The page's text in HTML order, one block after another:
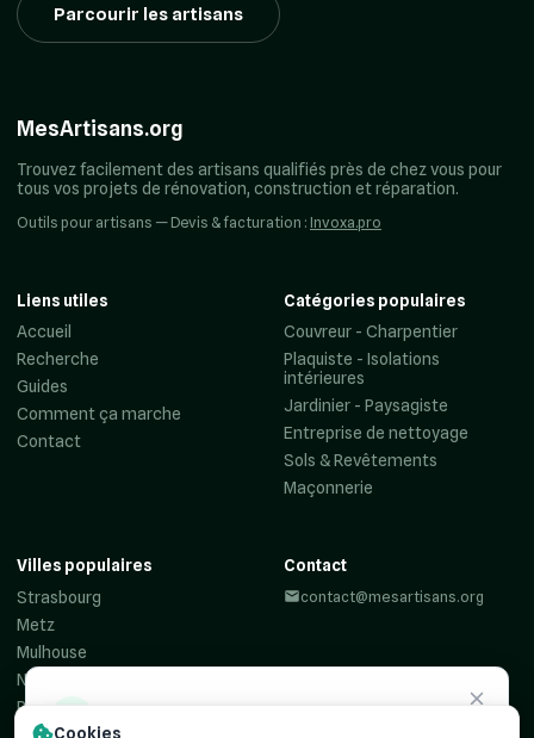
Parcourir les artisans
Besoin d'un
MesArtisans.org
Trouvez facilement des artisans qualifiés près de chez vous pour
tous vos projets de rénovation, construction et réparation.
Outils pour artisans — Devis & facturation : Invoxa.pro
Liens utiles
Accueil
Recherche
Guides
Comment ça marche
Contact
Catégories populaires
Couvreur - Charpentier
Plaquiste - Isolations
intérieures
Jardinier - Paysagiste
Entreprise de nettoyage
Sols & Revêtements
Maçonnerie
Villes populaires
Strasbourg
Metz
Mulhouse
Nancy
Reims
Colmar
Contact
contact@mesartisans.org
Cookies